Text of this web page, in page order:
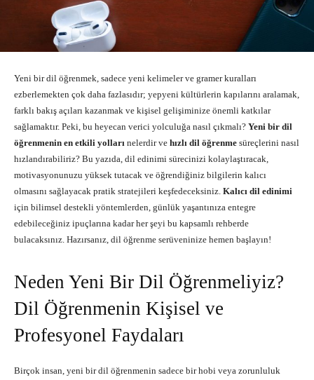
Yeni bir dil öğrenmek, sadece yeni kelimeler ve gramer kuralları
ezberlemekten çok daha fazlasıdır; yepyeni kültürlerin kapılarını aralamak,
farklı bakış açıları kazanmak ve kişisel gelişiminize önemli katkılar
sağlamaktır. Peki, bu heyecan verici yolculuğa nasıl çıkmalı? Yeni bir dil
öğrenmenin en etkili yolları nelerdir ve hızlı dil öğrenme süreçlerini nasıl
hızlandırabiliriz? Bu yazıda, dil edinimi sürecinizi kolaylaştıracak,
motivasyonunuzu yüksek tutacak ve öğrendiğiniz bilgilerin kalıcı
olmasını sağlayacak pratik stratejileri keşfedeceksiniz. Kalıcı dil edinimi
için bilimsel destekli yöntemlerden, günlük yaşantınıza entegre
edebileceğiniz ipuçlarına kadar her şeyi bu kapsamlı rehberde
bulacaksınız. Hazırsanız, dil öğrenme serüveninize hemen başlayın!
Neden Yeni Bir Dil Öğrenmeliyiz?
Dil Öğrenmenin Kişisel ve
Profesyonel Faydaları
Birçok insan, yeni bir dil öğrenmenin sadece bir hobi veya zorunluluk